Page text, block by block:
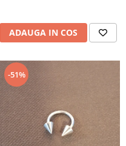
ADAUGA IN COS
-51%